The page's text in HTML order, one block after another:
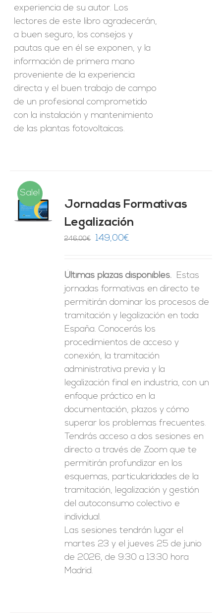
experiencia de su autor. Los
lectores de este libro agradecerán,
a buen seguro, los consejos y
pautas que en él se exponen, y la
información de primera mano
proveniente de la experiencia
directa y el buen trabajo de campo
de un profesional comprometido
con la instalación y mantenimiento
de las plantas fotovoltaicas.
Sale!
Jornadas Formativas
Legalización
246,00€
El
era:
246,00€.
149,00€
es:
149,00€.
Últimas plazas disponibles. Estas
jornadas formativas en directo te
permitirán dominar los procesos de
tramitación y legalización en toda
España. Conocerás los
procedimientos de acceso y
conexión, la tramitación
administrativa previa y la
legalización final en industria, con un
enfoque práctico en la
documentación, plazos y cómo
superar los problemas frecuentes.
Tendrás acceso a dos sesiones en
directo a través de Zoom que te
permitirán profundizar en los
esquemas, particularidades de la
tramitación, legalización y gestión
del autoconsumo colectivo e
individual.
Las sesiones tendrán lugar el
martes 23 y el jueves 25 de junio
de 2026, de 9:30 a 13:30 hora
Madrid.